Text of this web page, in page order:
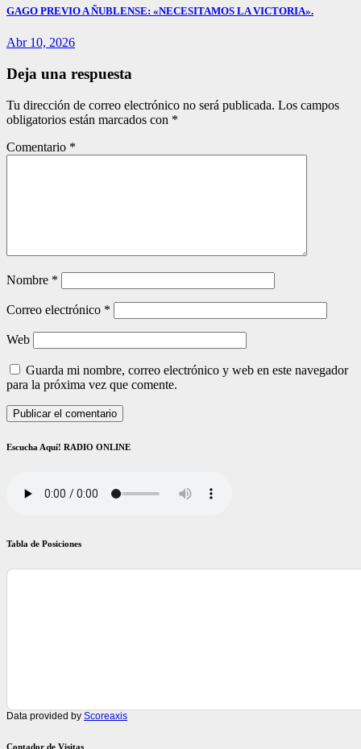
GAGO PREVIO A ÑUBLENSE: «NECESITAMOS LA VICTORIA».
Abr 10, 2026
Deja una respuesta
Tu dirección de correo electrónico no será publicada. Los campos
obligatorios están marcados con *
Comentario *
Nombre *
Correo electrónico *
Web
Guarda mi nombre, correo electrónico y web en este navegador
para la próxima vez que comente.
Escucha Aquí! RADIO ONLINE
Tabla de Posiciones
Data provided by Scoreaxis
Contador de Visitas